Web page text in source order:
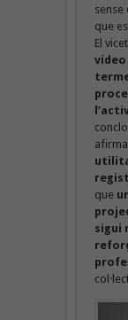
sense
que
El
vídeo
que
sigui